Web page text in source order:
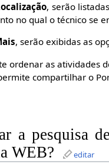
, serão
no qual o técnico se
, serão exibidas as
ordenar as atividades
compartilhar o
a pesquisa
WEB?
editar